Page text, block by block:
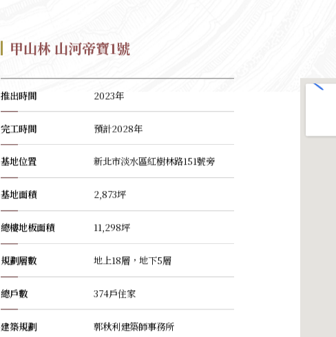
甲山林 山河帝寶1號
推出時間 2023年
完工時間 預計2028年
基地位置 新北市淡水區紅樹林路151號旁
基地面積 2,873坪
總樓地板面積 11,298坪
規劃層數 地上18層，地下5層
總戶數 374戶住家
建築規劃 郭秋利建築師事務所